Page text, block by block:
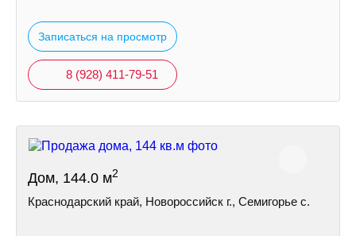
Записаться на просмотр
8 (928) 411-79-51
Дом, 144.0 м2
Краснодарский край, Новороссийск г., Семигорье с.